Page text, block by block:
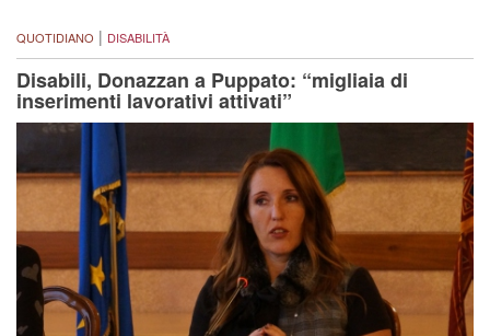
QUOTIDIANO | DISABILITÀ
Disabili, Donazzan a Puppato: “migliaia di
inserimenti lavorativi attivati”